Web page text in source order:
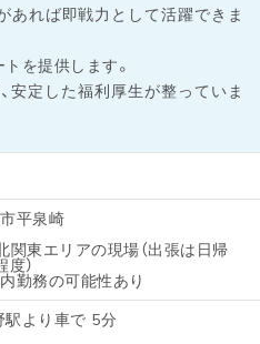
あれば即戦力として活躍できま
を提供します。
安定した福利厚生が整っていま
平泉崎
関東エリアの現場（出張は日帰
）
勤務の可能性あり
駅より車で 5分